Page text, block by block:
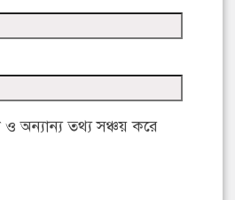
অন্যান্য তথ্য সঞ্চয় করে